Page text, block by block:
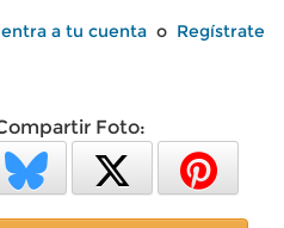
entra a tu cuenta o Regístrate
Foto: